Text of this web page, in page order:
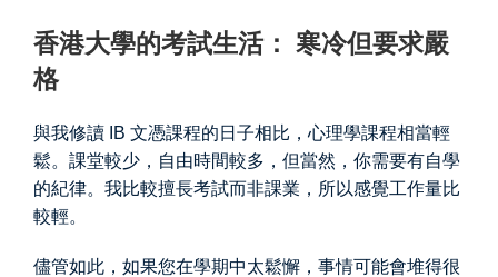
香港大學的考試生活： 寒冷但要求嚴
格
與我修讀 IB 文憑課程的日子相比，心理學課程相當輕
鬆。課堂較少，自由時間較多，但當然，你需要有自學
的紀律。我比較擅長考試而非課業，所以感覺工作量比
較輕。
儘管如此，如果您在學期中太鬆懈，事情可能會堆得很